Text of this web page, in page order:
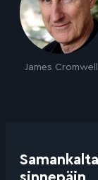
James Cromwell